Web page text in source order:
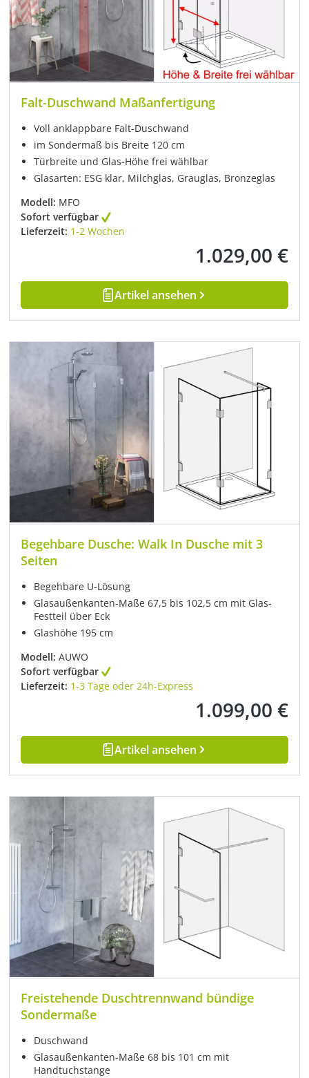
Falt-Duschwand Maßanfertigung
Voll anklappbare Falt-Duschwand
im Sondermaß bis Breite 120 cm
Türbreite und Glas-Höhe frei wählbar
Glasarten: ESG klar, Milchglas, Grauglas, Bronzeglas
Modell: MFO
Sofort verfügbar
Lieferzeit: 1-2 Wochen
Regulärer Preis:
1.029,00 €
Artikel ansehen
Begehbare Dusche: Walk In Dusche mit 3
Seiten
Begehbare U-Lösung
Glasaußenkanten-Maße 67,5 bis 102,5 cm mit Glas-
Festteil über Eck
Glashöhe 195 cm
Modell: AUWO
Sofort verfügbar
Lieferzeit: 1-3 Tage oder 24h-Express
Regulärer Preis:
1.099,00 €
Artikel ansehen
Freistehende Duschtrennwand bündige
Sondermaße
Duschwand
Glasaußenkanten-Maße 68 bis 101 cm mit
Handtuchstange